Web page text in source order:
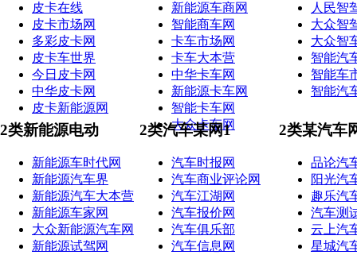
皮卡在线
皮卡市场网
多彩皮卡网
皮卡车世界
今日皮卡网
中华皮卡网
皮卡新能源网
新能源车商网
智能商车网
卡车市场网
卡车大本营
中华卡车网
新能源卡车网
智能卡车网
大众卡车网
人民智
大众智
大众智
智能汽
智能车
智能汽
2类新能源电动
新能源车时代网
新能源汽车界
新能源汽车大本营
新能源车家网
大众新能源汽车网
新能源试驾网
2类汽车某网1
汽车时报网
汽车商业评论网
汽车江湖网
汽车报价网
汽车俱乐部
汽车信息网
2类某汽车
品论汽
阳光汽
趣乐汽
汽车测
云上汽
星城汽